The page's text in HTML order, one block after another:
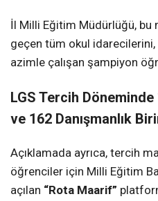
İl Milli Eğitim Müdürlüğü, bu
geçen tüm okul
azimle çalışan şampiyon
LGS Tercih Döneminde
ve 162 Danışmanlık
Açıklamada ayrıca, tercih
öğrenciler için Milli Eğitim
açılan “Rota Maarif”